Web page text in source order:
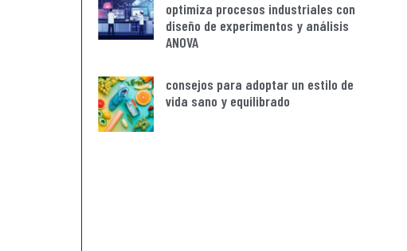
optimiza procesos industriales con
diseño de experimentos y análisis
ANOVA
consejos para adoptar un estilo de
vida sano y equilibrado